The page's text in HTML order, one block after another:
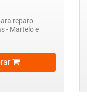
reparo
- Martelo e